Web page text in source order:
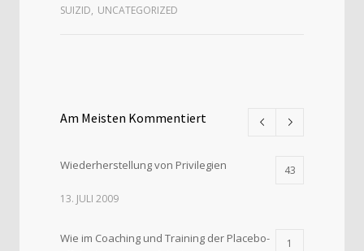
SUIZID, UNCATEGORIZED
Am Meisten Kommentiert
Wiederherstellung von Privilegien 43
13. JULI 2009
Wie im Coaching und Training der Placebo-
1